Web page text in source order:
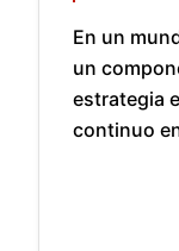
En un
un
estrategia
continuo